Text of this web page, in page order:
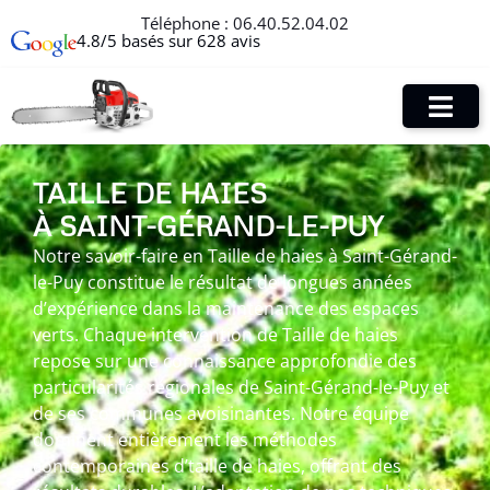
Téléphone : 06.40.52.04.02
4.8/5 basés sur 628 avis
TAILLE DE HAIES
À SAINT-GÉRAND-LE-PUY
Notre savoir-faire en Taille de haies à Saint-Gérand-
le-Puy constitue le résultat de longues années
d’expérience dans la maintenance des espaces
verts. Chaque intervention de Taille de haies
repose sur une connaissance approfondie des
particularités régionales de Saint-Gérand-le-Puy et
de ses communes avoisinantes. Notre équipe
dominent entièrement les méthodes
contemporaines d’taille de haies, offrant des